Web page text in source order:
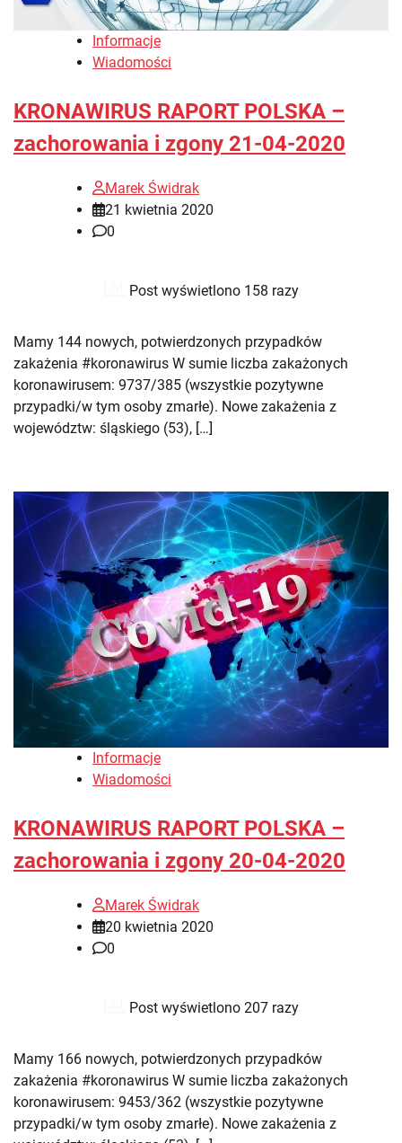
Informacje
Wiadomości
KRONAWIRUS RAPORT POLSKA –
zachorowania i zgony 21-04-2020
Marek Świdrak
21 kwietnia 2020
0
Post wyświetlono 158 razy
Mamy 144 nowych, potwierdzonych przypadków
zakażenia #koronawirus W sumie liczba zakażonych
koronawirusem: 9737/385 (wszystkie pozytywne
przypadki/w tym osoby zmarłe). Nowe zakażenia z
województw: śląskiego (53), […]
Informacje
Wiadomości
KRONAWIRUS RAPORT POLSKA –
zachorowania i zgony 20-04-2020
Marek Świdrak
20 kwietnia 2020
0
Post wyświetlono 207 razy
Mamy 166 nowych, potwierdzonych przypadków
zakażenia #koronawirus W sumie liczba zakażonych
koronawirusem: 9453/362 (wszystkie pozytywne
przypadki/w tym osoby zmarłe). Nowe zakażenia z